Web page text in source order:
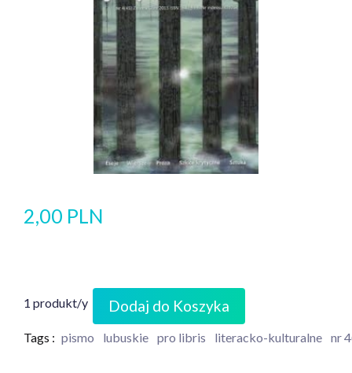
2,00 PLN
1 produkt/y Dodaj do Koszyka
Tags : pismo lubuskie pro libris literacko-kulturalne nr